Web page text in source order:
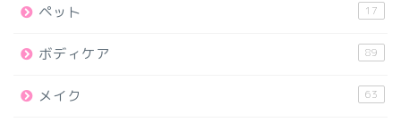
ペット 17
ボディケア 89
メイク 63